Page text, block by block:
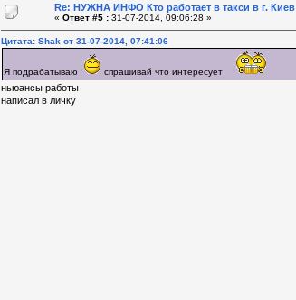
Re: НУЖНА ИНФО Кто работает в такси в г. Киев
« Ответ #5 :31-07-2014, 09:06:28 »
Цитата: Shak от 31-07-2014, 07:41:06
Я подрабатываю спрашивай что интересует
ньюансы работы
написал в личку